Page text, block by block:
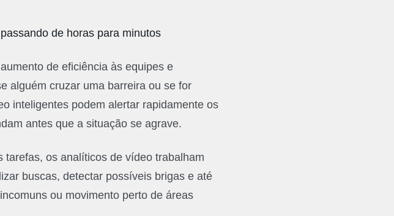
de horas para minutos
de eficiência às equipes e
alguém cruzar uma barreira ou se for
inteligentes podem alertar rapidamente os
antes que a situação se agrave.
os analíticos de vídeo trabalham
buscas, detectar possíveis brigas e até
ou movimento perto de áreas